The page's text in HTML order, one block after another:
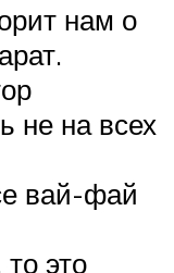
нам о
не на всех
вай-фай
это